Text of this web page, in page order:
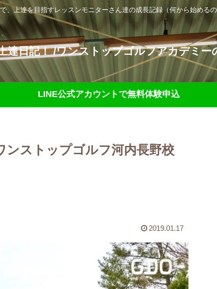
、上達を目指すレッスンモニターさん達の成長記録（何から始める
達日記！ /ワンストップゴルフアカデミ
LINE公式アカウントで無料体験申込
ンストップゴルフ河内長野校
2019.01.17